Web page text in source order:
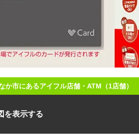
か市にあるアイフル店舗・ATM（1店舗）
を表示する